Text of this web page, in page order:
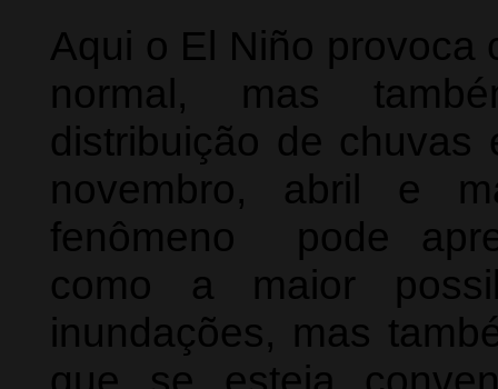
Aqui o El Niño provoca
normal, mas
distribuição de chuvas
novembro, abril e
fenômeno pode
como a maior
inundações, mas